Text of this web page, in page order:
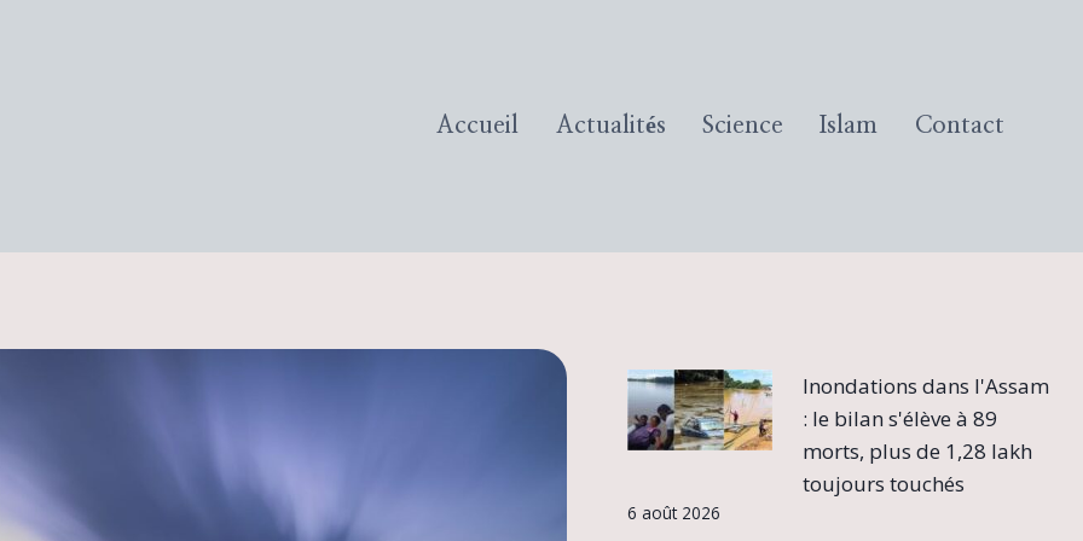
Accueil Actualités Science Islam Contact
Inondations dans l'Assam
: le bilan s'élève à 89
morts, plus de 1,28 lakh
toujours touchés
6 août 2026